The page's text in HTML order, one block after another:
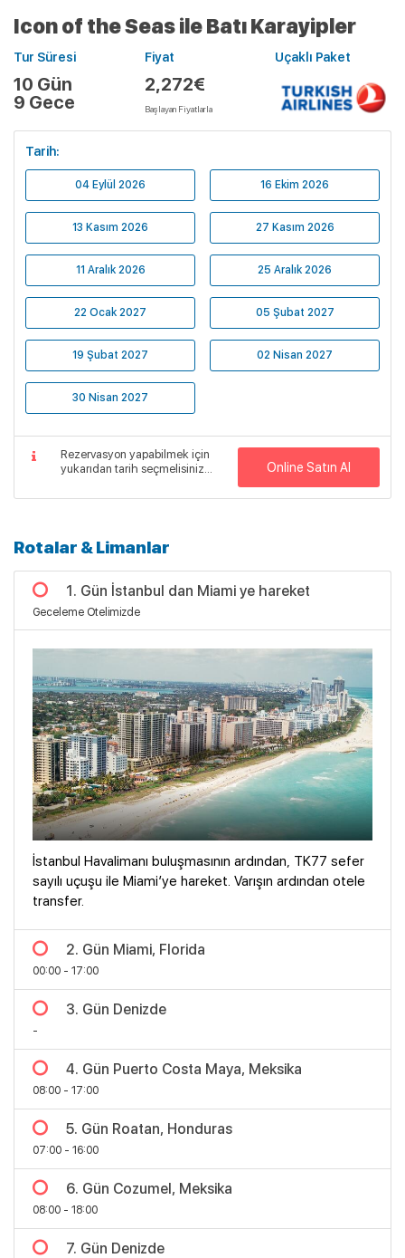
Icon of the Seas ile Batı Karayipler
Tur Süresi
10 Gün
9 Gece
Fiyat
2,272€
Başlayan Fiyatlarla
Uçaklı Paket
Tarih:
04 Eylül 2026 16 Ekim 2026
13 Kasım 2026 27 Kasım 2026
11 Aralık 2026 25 Aralık 2026
22 Ocak 2027 05 Şubat 2027
19 Şubat 2027 02 Nisan 2027
30 Nisan 2027
Rezervasyon yapabilmek için
yukarıdan tarih seçmelisiniz...
Online Satın Al
Rotalar & Limanlar
1. Gün İstanbul dan Miami ye hareket
Geceleme Otelimizde
İstanbul Havalimanı buluşmasının ardından, TK77 sefer
sayılı uçuşu ile Miami’ye hareket. Varışın ardından otele
transfer.
2. Gün Miami, Florida
00:00 - 17:00
3. Gün Denizde
-
4. Gün Puerto Costa Maya, Meksika
08:00 - 17:00
5. Gün Roatan, Honduras
07:00 - 16:00
6. Gün Cozumel, Meksika
08:00 - 18:00
7. Gün Denizde